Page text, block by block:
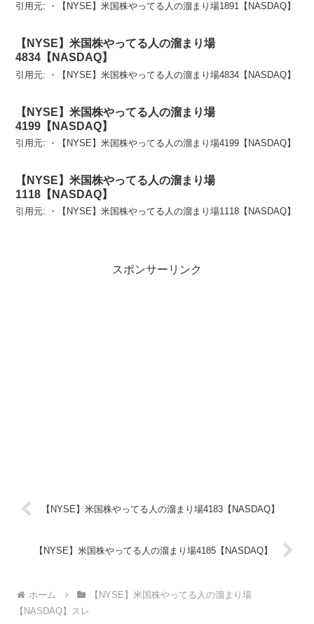
引用元: ・【NYSE】米国株やってる人の溜まり場1891【NASDAQ】
【NYSE】米国株やってる人の溜まり場
4834【NASDAQ】
引用元: ・【NYSE】米国株やってる人の溜まり場4834【NASDAQ】
【NYSE】米国株やってる人の溜まり場
4199【NASDAQ】
引用元: ・【NYSE】米国株やってる人の溜まり場4199【NASDAQ】
【NYSE】米国株やってる人の溜まり場
1118【NASDAQ】
引用元: ・【NYSE】米国株やってる人の溜まり場1118【NASDAQ】
スポンサーリンク
【NYSE】米国株やってる人の溜まり場4183【NASDAQ】
【NYSE】米国株やってる人の溜まり場4185【NASDAQ】
ホーム
【NYSE】米国株やってる人の溜まり場
【NASDAQ】スレ